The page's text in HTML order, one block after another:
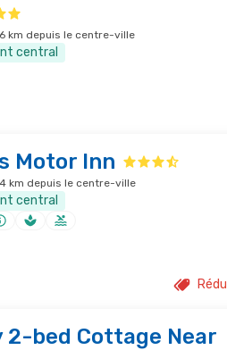
km depuis le centre-ville
central
Motor Inn
km depuis le centre-ville
central
2-bed Cottage Near